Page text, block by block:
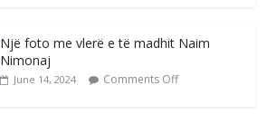
Një foto me vlerë e të madhit Naim
Nimonaj
June 14, 2024 Comments Off